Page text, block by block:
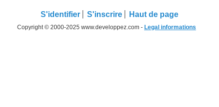
S'identifier S'inscrire Haut de page
Copyright © 2000-2025 www.developpez.com - Legal informations